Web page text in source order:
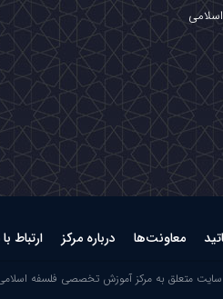
معاونت‌ها درباره مرکز ارتباط
متعلق به مرکز آموزش تخصصی فلسفه